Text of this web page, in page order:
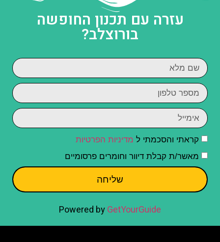
עזרה עם תכנון החופשה
בורוצלב?
קראתי והסכמתי ל מדיניות הפרטיות
מאשר/ת קבלת דיוור וחומרים פרסומיים
שליחה
Powered byGetYourGuide